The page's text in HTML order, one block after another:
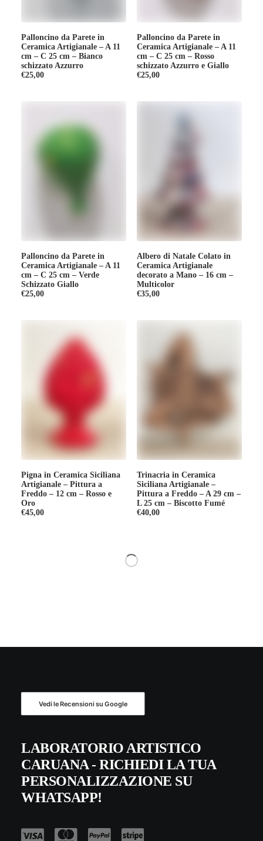
Palloncino da Parete in
Ceramica Artigianale – A 11
cm – C 25 cm – Bianco
schizzato Azzurro
€25,00
Palloncino da Parete in
Ceramica Artigianale – A 11
cm – C 25 cm – Rosso
schizzato Azzurro e Giallo
€25,00
Palloncino da Parete in
Ceramica Artigianale – A 11
cm – C 25 cm – Verde
Schizzato Giallo
€25,00
Albero di Natale Colato in
Ceramica Artigianale
decorato a Mano – 16 cm –
Multicolor
€35,00
Pigna in Ceramica Siciliana
Artigianale – Pittura a
Freddo – 12 cm – Rosso e
Oro
€45,00
Trinacria in Ceramica
Siciliana Artigianale –
Pittura a Freddo – A 29 cm –
L 25 cm – Biscotto Fumé
€40,00
Vedi le Recensioni su Google
LABORATORIO ARTISTICO
CARUANA - RICHIEDI LA TUA
PERSONALIZZAZIONE SU
WHATSAPP!